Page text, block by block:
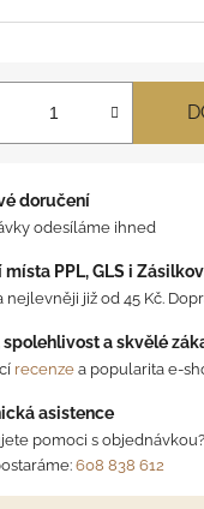
doručení
odesíláme ihned
PPL, GLS i
nejlevněji již od 45 Kč.
spolehlivost a skvělé
recenze a popularita e-
asistence
pomoci s
608 838 612